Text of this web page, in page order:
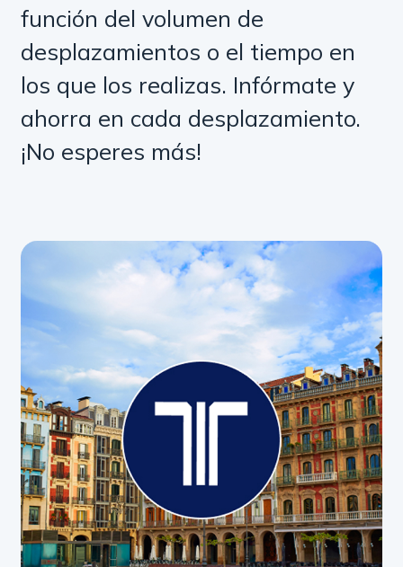
función del volumen de
desplazamientos o el tiempo en
los que los realizas. Infórmate y
ahorra en cada desplazamiento.
¡No esperes más!